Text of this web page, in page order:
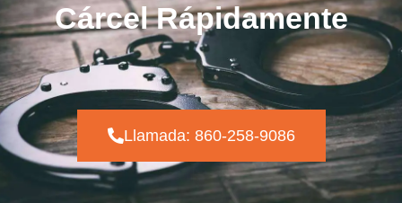
Cárcel Rápidamente
Llamada: 860-258-9086